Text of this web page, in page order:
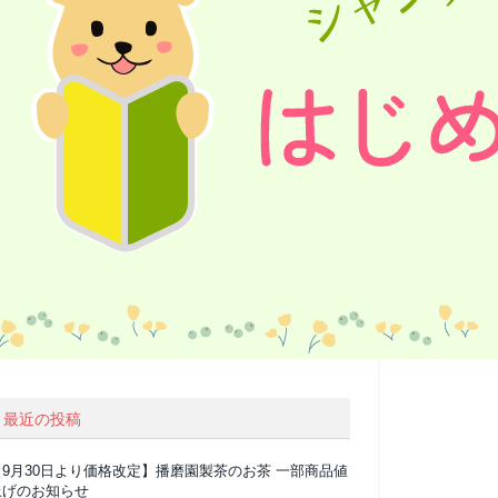
最近の投稿
月30日より価格改定】播磨園製茶のお茶 一部商品値
のお知らせ